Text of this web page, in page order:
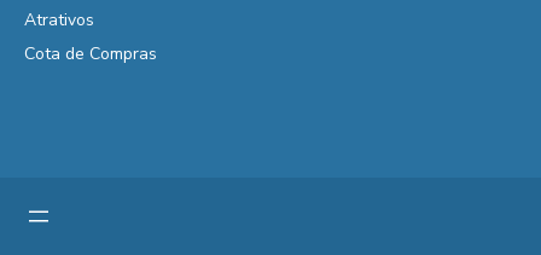
Atrativos
Cota de Compras